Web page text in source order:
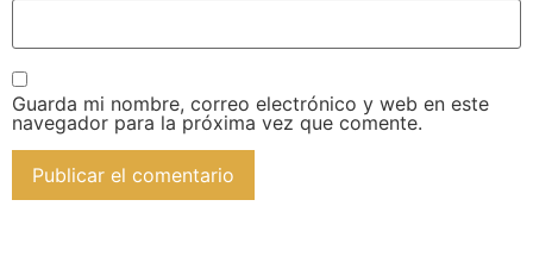
Guarda mi nombre, correo electrónico y web en este
navegador para la próxima vez que comente.